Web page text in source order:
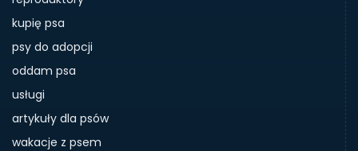
kupię psa
psy do adopcji
oddam psa
usługi
artykuły dla psów
wakacje z psem